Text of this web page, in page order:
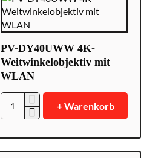
PV-DY40UWW 4K-
Weitwinkelobjektiv mit
WLAN
PV-
4K-
Weitwinkelobjektiv
+ Warenkorb